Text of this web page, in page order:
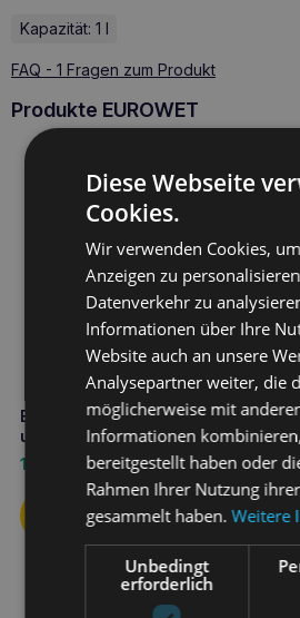
Kapazität: 1 l
FAQ - 1 Fragen zum Produkt
Produkte EUROWET
EUROWET Optex 100ml Augen-
und Lidspülung
10,50
Diese Webseite
Cookies.
Wir verwenden Cookies,
Anzeigen zu
Datenverkehr zu
Informationen über Ihre
Website auch an unsere
Analysepartner weiter, die
möglicherweise mit
Informationen
bereitgestellt haben oder
Rahmen Ihrer Nutzung
gesammelt haben.Weitere
Unbedingt
erforderlich